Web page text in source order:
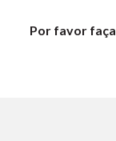
Por favor faça